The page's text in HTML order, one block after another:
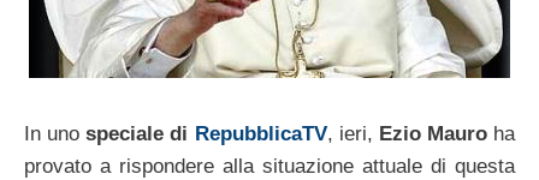
In unospeciale di RepubblicaTV, ieri, Ezio Mauroha
provato a rispondere alla situazione attuale di questa